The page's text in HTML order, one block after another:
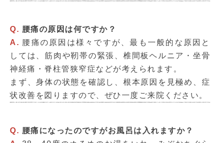
Q. 腰痛の原因は何ですか？
A. 腰痛の原因は様々ですが、最も一般的な原因と
しては、筋肉や靭帯の緊張、椎間板ヘルニア・坐骨
神経痛・脊柱管狭窄症などが考えられます。
まず、身体の状態を確認し、根本原因を見極め、症
状改善を図りますので、ぜひ一度ご来院ください。
Q. 腰痛になったのですがお風呂は入れますか？